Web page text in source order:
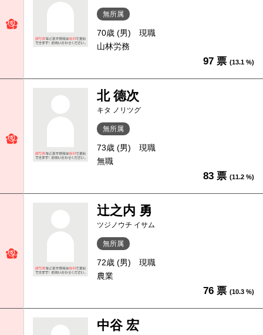
無所属
70歳 (男)
現職
山林労務
97 票 (13.1 %)
北 德次
キタ ノリツグ
無所属
73歳 (男)
現職
無職
83 票 (11.2 %)
辻之内 勇
ツジノウチ イサム
無所属
72歳 (男)
現職
農業
76 票 (10.3 %)
中谷 宏